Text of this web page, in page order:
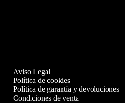
Aviso Legal
Política de cookies
Política de garantía y devoluciones
Condiciones de venta